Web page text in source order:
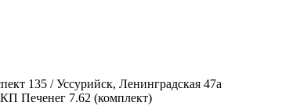
135 / Уссурийск, Ленинградская 47а
Печенег 7.62 (комплект)